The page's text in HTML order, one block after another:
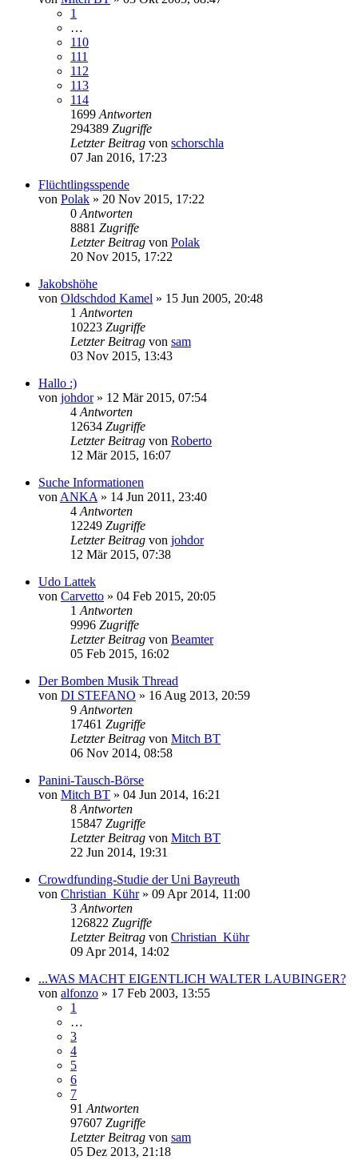
1
…
110
111
112
113
114
1699 Antworten
294389 Zugriffe
Letzter Beitrag von schorschla
07 Jan 2016, 17:23
Flüchtlingsspende
von Polak » 20 Nov 2015, 17:22
0 Antworten
8881 Zugriffe
Letzter Beitrag von Polak
20 Nov 2015, 17:22
Jakobshöhe
von Oldschdod Kamel » 15 Jun 2005, 20:48
1 Antworten
10223 Zugriffe
Letzter Beitrag von sam
03 Nov 2015, 13:43
Hallo :)
von johdor» 12 Mär 2015, 07:54
4 Antworten
12634 Zugriffe
Letzter Beitrag von Roberto
12 Mär 2015, 16:07
Suche Informationen
von ANKA » 14 Jun 2011, 23:40
4 Antworten
12249 Zugriffe
Letzter Beitrag von johdor
12 Mär 2015, 07:38
Udo Lattek
von Carvetto » 04 Feb 2015, 20:05
1 Antworten
9996 Zugriffe
Letzter Beitrag von Beamter
05 Feb 2015, 16:02
Der Bomben Musik Thread
von DI STEFANO » 16 Aug 2013, 20:59
9 Antworten
17461 Zugriffe
Letzter Beitrag von Mitch BT
06 Nov 2014, 08:58
Panini-Tausch-Börse
von Mitch BT » 04 Jun 2014, 16:21
8 Antworten
15847 Zugriffe
Letzter Beitrag von Mitch BT
22 Jun 2014, 19:31
Crowdfunding-Studie der Uni Bayreuth
von Christian_Kühr» 09 Apr 2014, 11:00
3 Antworten
126822 Zugriffe
Letzter Beitrag von Christian_Kühr
09 Apr 2014, 14:02
...WAS MACHT EIGENTLICH WALTER LAUBINGER?
von alfonzo » 17 Feb 2003, 13:55
1
…
3
4
5
6
7
91 Antworten
97607 Zugriffe
Letzter Beitrag von sam
05 Dez 2013, 21:18